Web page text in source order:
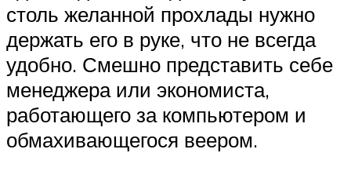
столь желанной прохлады нужно
держать его в руке, что не всегда
удобно. Смешно представить себе
менеджера или экономиста,
работающего за компьютером и
обмахивающегося веером.